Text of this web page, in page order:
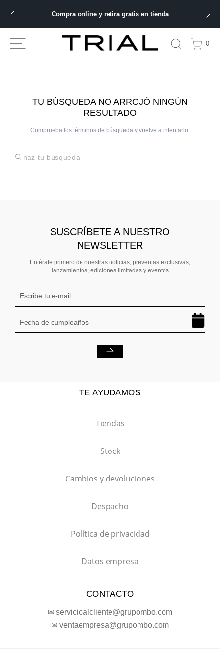
Compra online y retira gratis en tienda
0
TU BÚSQUEDA NO ARROJÓ NINGÚN
RESULTADO
Comprueba los términos de búsqueda y vuelve a intentarlo.
Haz tu búsqueda
SUSCRÍBETE A NUESTRO
NEWSLETTER
Entérate primero de nuestras noticias, preventas exclusivas,
lanzamientos, ediciones limitadas y eventos
TE AYUDAMOS
Tiendas
Stock
Cambios y devoluciones
Despacho
Política de privacidad
Datos empresa
CONTACTO
✉ servicioalcliente@grupombo.com
✉ ventaempresa@grupombo.com
BUSCADOS